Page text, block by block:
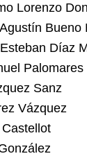
Lorenzo
Agustín Bueno
Esteban Díaz
Sanz
Vázquez